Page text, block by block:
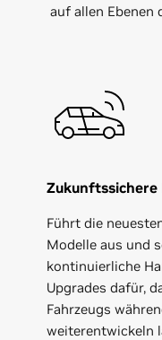
auf allen Ebenen
Führt die
Modelle aus und
kontinuierliche
Upgrades dafür,
Fahrzeugs
weiterentwickeln